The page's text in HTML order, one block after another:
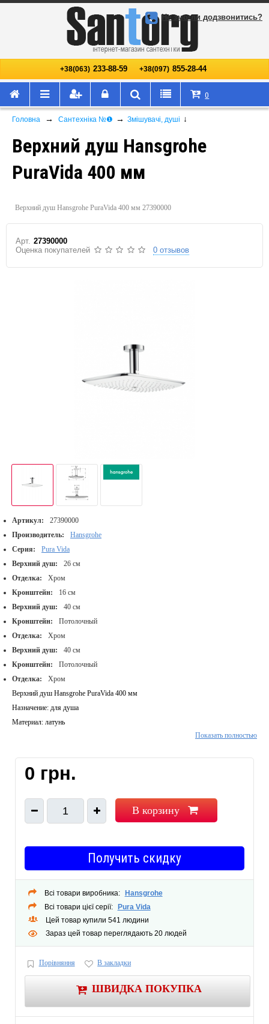
+38(063) 233-88-59 +38(097) 855-28-44
Не змогли додзвонитись?
0
Головна → Сантехніка №❶ → Змішувачі, душі ↓
Верхний душ Hansgrohe
PuraVida 400 мм
Верхний душ Hansgrohe PuraVida 400 мм 27390000
Арт. 27390000
Оценка покупателей
0 отзывов
Артикул:
27390000
Производитель:
Hansgrohe
Серия:
Pura Vida
Верхний душ:
26 см
Отделка:
Хром
Кронштейн:
16 см
Верхний душ:
40 см
Кронштейн:
Потолочный
Отделка:
Хром
Верхний душ:
40 см
Кронштейн:
Потолочный
Отделка:
Хром
Верхний душ Hansgrohe PuraVida 400 мм
Назначение: для душа
Материал: латунь
Режимы струи: RainAir
Система QuickClean
Потолочный кронштейн 100 мм
Производитель: Германия
Показать полностью
0 грн.
1 В корзину
Получить скидку
Всі товари виробника:
Hansgrohe
Всі товари цієї серії:
Pura Vida
Цей товар купили 541 людини
Зараз цей товар переглядають 20 людей
Порівняння В закладки
ШВИДКА ПОКУПКА